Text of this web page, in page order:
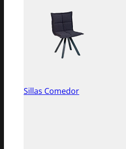
Sillas Comedor